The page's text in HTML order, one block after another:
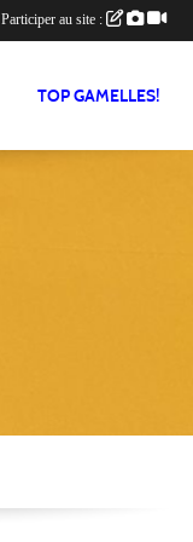
TOP GAMELLES!
Participer au site :